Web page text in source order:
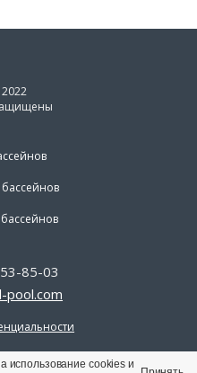
85-03
pool.com
использование cookies и